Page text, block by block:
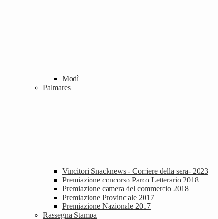
Modì
Palmares
Vincitori Snacknews - Corriere della sera- 2023
Premiazione concorso Parco Letterario 2018
Premiazione camera del commercio 2018
Premiazione Provinciale 2017
Premiazione Nazionale 2017
Rassegna Stampa